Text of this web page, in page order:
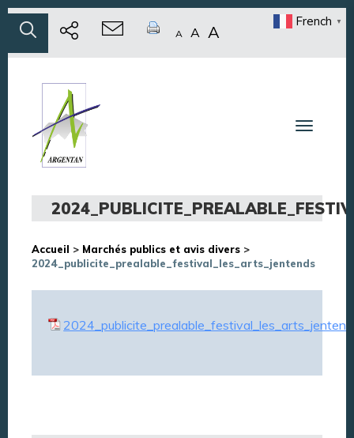
A A A
French ▼
Toggle
Accueil > Marchés publics et avis divers >
2024_publicite_prealable_festival_les_arts_jentends